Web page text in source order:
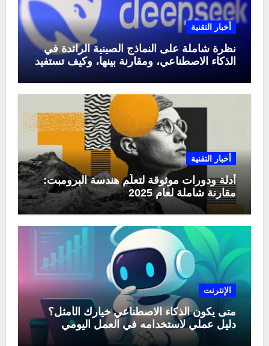
أخبار التقنية
نظرة شاملة على النماذج الصينية الرائدة في
الذكاء الاصطناعي، ومقارنة بينها، وكيف تستفيد
أخبار التقنية
أدلة ودورات موثوقة لتعلّم هندسة البرومبت:
مقارنة شاملة لعام 2025
الإنترنت
متى يكون الذكاء الاصطناعي خيارك الأمثل؟
دليل عملي لاستخدامه في العمل اليومي